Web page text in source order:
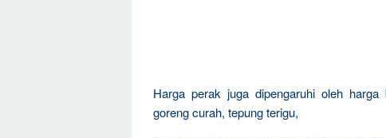
Harga perak juga dipengaruhi oleh
goreng curah, tepung terigu,